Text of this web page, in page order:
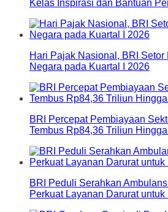
Kelas Inspirasi dan Bantuan
Hari Pajak Nasional, BRI Setor
Negara pada Kuartal I 2026
BRI Percepat Pembiayaan
Tembus Rp84,36 Triliun
BRI Peduli Serahkan
Perkuat Layanan Darurat untuk